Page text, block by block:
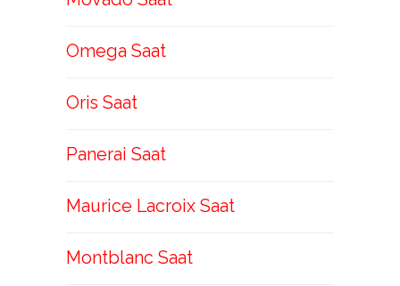
Omega Saat
Oris Saat
Panerai Saat
Maurice Lacroix Saat
Montblanc Saat